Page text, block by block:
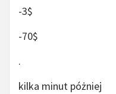
-3$
-70$
.
kilka minut póżniej